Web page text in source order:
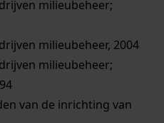
milieubeheer;
milieubeheer, 2004
milieubeheer;
van de inrichting van